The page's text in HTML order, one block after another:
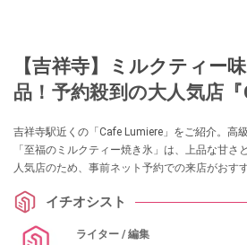
【吉祥寺】ミルクティー
品！予約殺到の大人気店『
吉祥寺駅近くの「Cafe Lumiere」をご紹介。高
「至福のミルクティー焼き氷」は、上品な甘さ
人気店のため、事前ネット予約での来店がおす
イチオシスト
ライター / 編集